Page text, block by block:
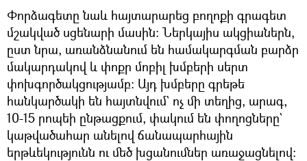
Փորձագետը նաև հայտարարեց բողոքի գրագետ
մշակված սցենարի մասին։ Ներկայիս ակցիաներն,
ըստ նրա, առանձնանում են համակարգման բարձր
մակարդակով և փոքր մոբիլ խմբերի սերտ
փոխգործակցությամբ։ Այդ խմբերը գրեթե
հանկարծակի են հայտնվում` ոչ մի տեղից, արագ,
10-15 րոպեի ընթացքում, փակում են փողոցները`
կաթվածահար անելով ճանապարհային
երթևեկությունն ու մեծ խցանումներ առաջացնելով։